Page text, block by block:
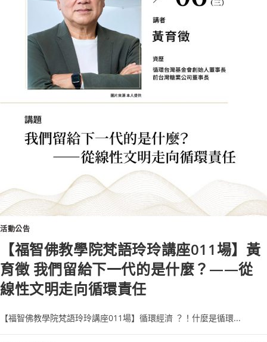
活動公告
【福智佛教學院梵語玲玲講座011場】黃
育徵 我們留給下一代的是什麼？——從
線性文明走向循環責任
【福智佛教學院梵語玲玲講座011場】循環經濟 ？！什麼是循環...